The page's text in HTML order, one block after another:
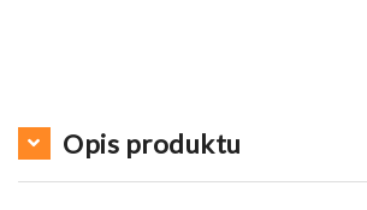
Opis produktu